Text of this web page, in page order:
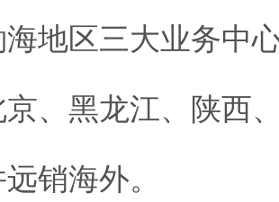
地区三大业务中
、黑龙江、陕西
销海外。